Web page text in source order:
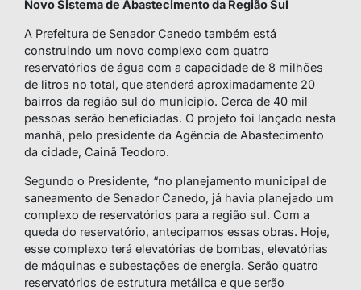
Novo Sistema de Abastecimento da Região Sul
A Prefeitura de Senador Canedo também está
construindo um novo complexo com quatro
reservatórios de água com a capacidade de 8 milhões
de litros no total, que atenderá aproximadamente 20
bairros da região sul do munícipio. Cerca de 40 mil
pessoas serão beneficiadas. O projeto foi lançado nesta
manhã, pelo presidente da Agência de Abastecimento
da cidade, Cainã Teodoro.
Segundo o Presidente, “no planejamento municipal de
saneamento de Senador Canedo, já havia planejado um
complexo de reservatórios para a região sul. Com a
queda do reservatório, antecipamos essas obras. Hoje,
esse complexo terá elevatórias de bombas, elevatórias
de máquinas e subestações de energia. Serão quatro
reservatórios de estrutura metálica e que serão